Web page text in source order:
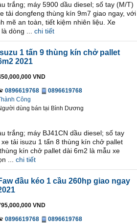
trắng; máy 5900 dầu diesel; số tay (M/T)
tải dongfeng thùng kín 9m7 giao ngay, với
mẽ an toàn, tiết kiệm nhiên liệu. Xe
dòng ...
chi tiết
Isuzu 1 tấn 9 thùng kín chở pallet
2021
VND
0896619768
0896619768
Công
dùng bán tại Bình Dương
trắng; máy BJ41CN dầu diesel; số tay
tải isuzu 1 tấn 8 thùng kín chở pallet
kín chở pallet dài 6m2 là mẫu xe
...
chi tiết
đầu kéo 1 cầu 260hp giao ngay
VND
0896619768
0896619768